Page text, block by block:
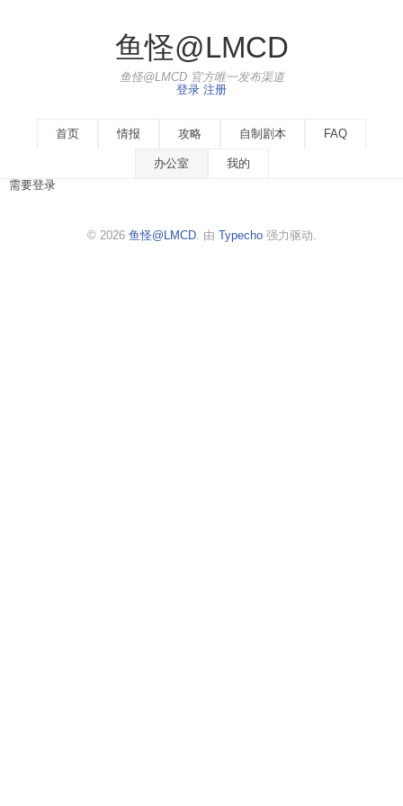
鱼怪@LMCD
鱼怪@LMCD 官方唯一发布渠道
登录 注册
首页 情报 攻略 自制剧本 FAQ
办公室
我的
需要登录
© 2026 鱼怪@LMCD. 由 Typecho强力驱动.